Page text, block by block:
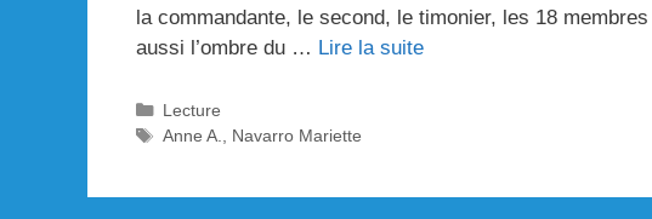
la commandante, le second, le timonier, les 18
aussi l’ombre du … Lire la suite
Catégories
Lecture
Étiquettes
Anne A. Navarro Mariette